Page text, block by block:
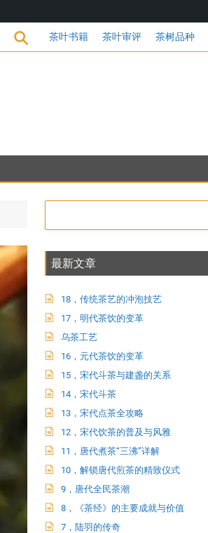
革 茶叶书籍 茶叶审评 茶树品种
最新文章
18，传统茶艺的冲泡技艺
17，明代茶饮的变革
乌茶工艺
16，元代茶饮的变革
15，宋代斗茶与建盏的关系
14，宋代斗茶
13，宋代点茶全攻略
12，宋代饮茶的普及与风雅
11，唐代煮茶“三沸”详解
10，解锁唐代煎茶的精致仪式
9，唐代全民茶潮
8，《茶经》的主要成就与价值
7，陆羽的传奇